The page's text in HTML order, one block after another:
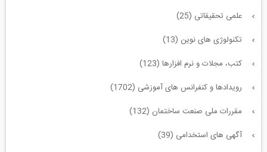
علمی تحقیقاتی (25)
تکنولوژی های نوین (13)
کتب، مجلات و نرم افزارها (123)
رویدادها و کنفرانس های آموزشی (1702)
مقررات ملی صنعت ساختمان (132)
آگهی های استخدامی (39)